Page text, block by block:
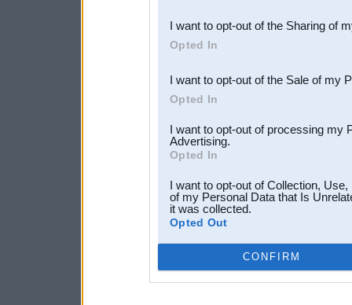
Downstream Participants
third parties.
I want to opt-out of the Sharing of
Opted In
I want to opt-out of the Sale of my
Opted In
I want to opt-out of processing my
Advertising.
Opted In
I want to opt-out of Collection,
of my Personal Data that Is
it was collected.
Opted Out
CONFIRM